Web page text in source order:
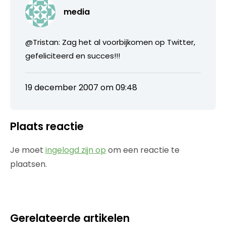
media
@Tristan: Zag het al voorbijkomen op Twitter,
gefeliciteerd en succes!!!
19 december 2007 om 09:48
Plaats reactie
Je moet ingelogd zijn op om een reactie te
plaatsen.
Gerelateerde artikelen